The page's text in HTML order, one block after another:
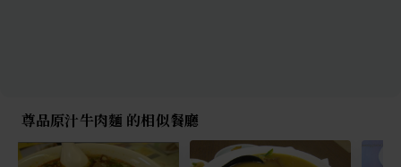
尊品原汁牛肉麵 的相似餐廳